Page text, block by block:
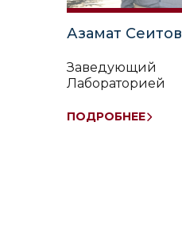
Азамат Сеитов
Заведующий
Лабораторией
конфликтологии
ПОДРОБНЕЕ